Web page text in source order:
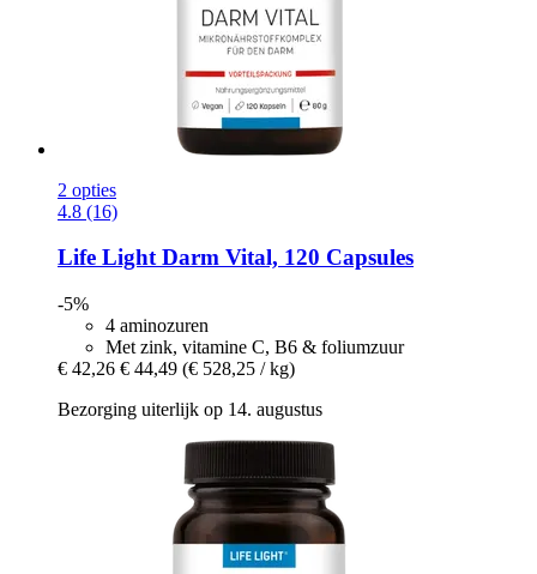
2 opties
4.8 (16)
Life LightDarm Vital, 120 Capsules
-5%
4 aminozuren
Met zink, vitamine C, B6 & foliumzuur
€ 42,26 € 44,49 (€ 528,25 / kg)
Bezorging uiterlijk op 14. augustus